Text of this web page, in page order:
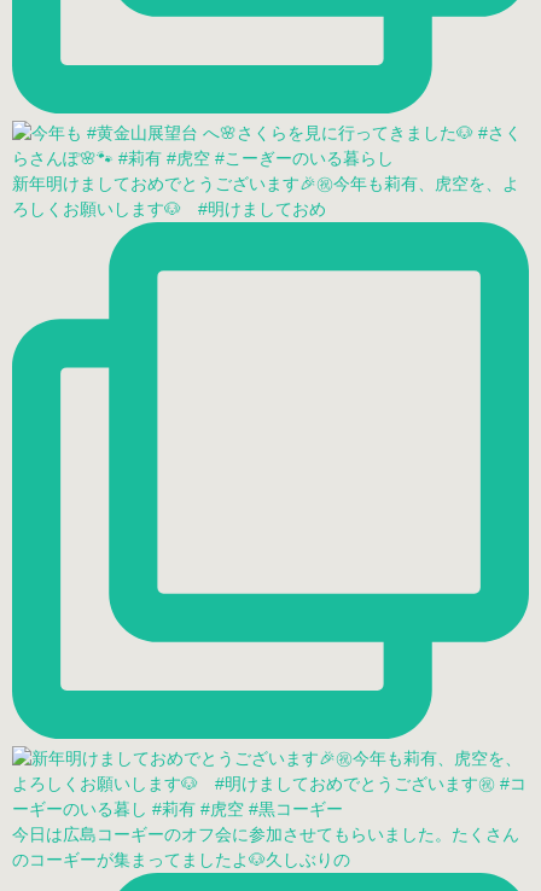
新年明けましておめでとうございます🎉㊗️今年も莉有、虎空を、よ
ろしくお願いします🐶 #明けましておめ